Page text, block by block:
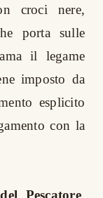
croci nere,
porta sulle
il legame
imposto da
esplicito
con la
Pescatore,